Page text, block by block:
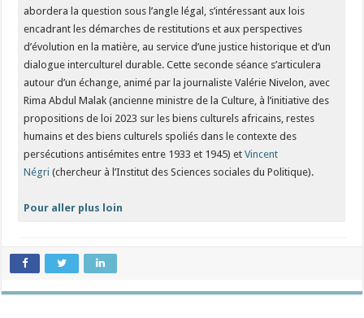
abordera la question sous l’angle légal, s’intéressant aux lois
encadrant les démarches de restitutions et aux perspectives
d’évolution en la matière, au service d’une justice historique et d’un
dialogue interculturel durable. Cette seconde séance s’articulera
autour d’un échange, animé par la journaliste Valérie Nivelon, avec
Rima Abdul Malak (ancienne ministre de la Culture, à l’initiative des
propositions de loi 2023 sur les biens culturels africains, restes
humains et des biens culturels spoliés dans le contexte des
persécutions antisémites entre 1933 et 1945) etVincent
Négri (chercheur à l’Institut des Sciences sociales du Politique).
Pour aller plus loin